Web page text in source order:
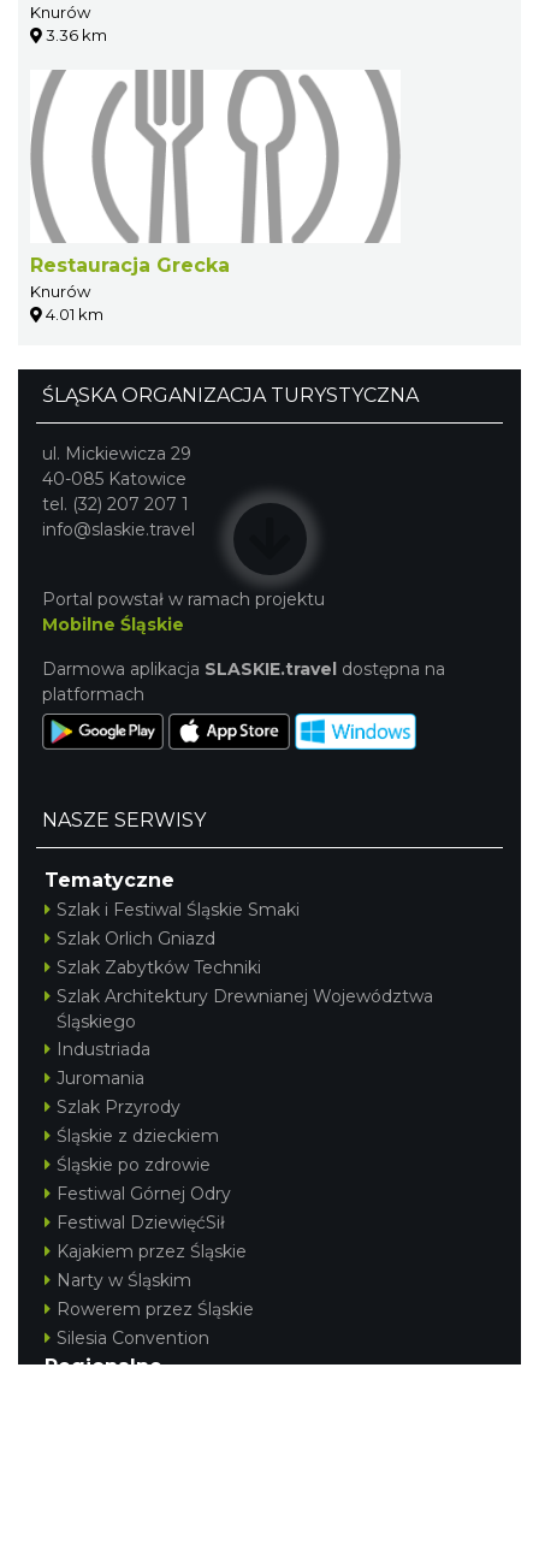
Knurów
3.36 km
Restauracja Grecka
Knurów
4.01 km
ŚLĄSKA ORGANIZACJA TURYSTYCZNA
ul. Mickiewicza 29
40-085 Katowice
tel. (32) 207 207 1
info@slaskie.travel
Portal powstał w ramach projektu
Mobilne Śląskie
Darmowa aplikacja SLASKIE.travel dostępna na
platformach
NASZE SERWISY
Tematyczne
Szlak i Festiwal Śląskie Smaki
Szlak Orlich Gniazd
Szlak Zabytków Techniki
Szlak Architektury Drewnianej Województwa
Śląskiego
Industriada
Juromania
Szlak Przyrody
Śląskie z dzieckiem
Śląskie po zdrowie
Festiwal Górnej Odry
Festiwal DziewięćSił
Kajakiem przez Śląskie
Narty w Śląskim
Rowerem przez Śląskie
Silesia Convention
Regionalne